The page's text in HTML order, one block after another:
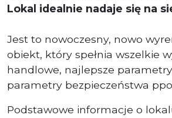
Lokal idealnie nadaje się na
Jest to nowoczesny, nowo
obiekt, który spełnia wszelkie
handlowe, najlepsze
parametry bezpieczeństwa
Podstawowe informacje o